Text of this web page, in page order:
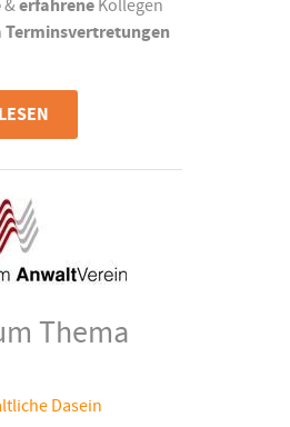
& erfahrene Kollegen
Terminsvertretungen
Thema
Dasein